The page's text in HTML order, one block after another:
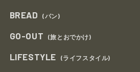
BREAD (パン)
GO-OUT (旅とおでかけ)
LIFESTYLE (ライフスタイル)